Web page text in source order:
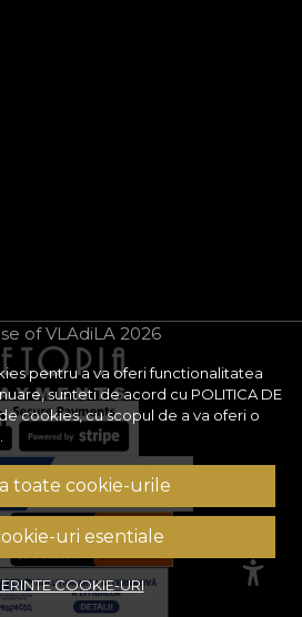
pentru a va oferi functionalitatea
sunteti de acord cu POLITICA DE
cookies, cu scopul de a va oferi o
toate cookie-urile
uri esentiale
COOKIE-URI
of VLAdiLA 2026